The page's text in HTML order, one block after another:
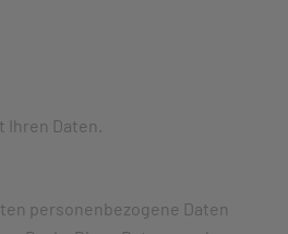
Ihren Daten.
personenbezogene Daten